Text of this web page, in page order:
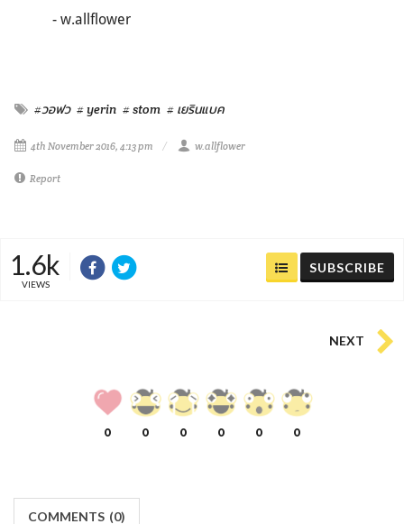
- w.allflower
#วอฟว # yerin # stom # เยรินแบค
4th November 2016, 4:13 pm w.allflower
Report
1.6k
VIEWS
SUBSCRIBE
NEXT
0 0 0 0 0 0
COMMENTS (0)